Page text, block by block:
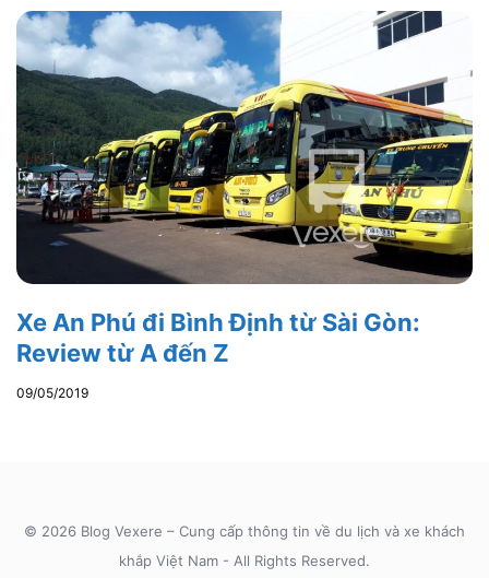
Xe An Phú đi Bình Định từ Sài Gòn:
Review từ A đến Z
09/05/2019
© 2026 Blog Vexere – Cung cấp thông tin về du lịch và xe khách
khắp Việt Nam - All Rights Reserved.